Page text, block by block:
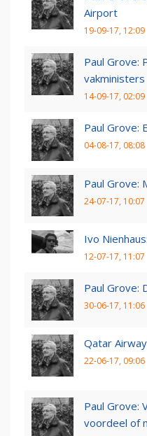
Airport
19-09-17, 12:09
Paul Grove:
vakministers
14-09-17, 02:09
Paul Grove:
04-08-17, 08:08
Paul Grove:
24-07-17, 10:07
Ivo
12-07-17, 11:07
Paul Grove:
30-06-17, 11:06
Qatar
22-06-17, 09:06
Paul Grove:
voordeel of